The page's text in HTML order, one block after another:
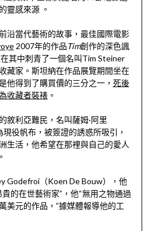
的靈感來源 。
沿當代藝術的故事，最佳國際電影
2007年的作品Tim創作的深色諷
其中刺青了一個名叫Tim Steiner
藏家。斯坦納在作品展覽期間坐在
他得到了購買價的三分之一， 死後
收藏者裝裱。
敘利亞難民，名叫薩姆·阿里
現役帆布，被簽證的誘惑所吸引，
生活，他希望在那裡與自己的愛人
Godefroi（Koen De Bouw），他
的在世藝術家”，他“無用之物通過
美元的作品，”據媒體報導他的工